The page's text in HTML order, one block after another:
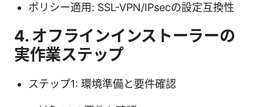
ポリシー適用: SSL-VPN/IPsecの設定互換性
4. オフラインインストーラーの
実作業ステップ
ステップ1: 環境準備と要件確認